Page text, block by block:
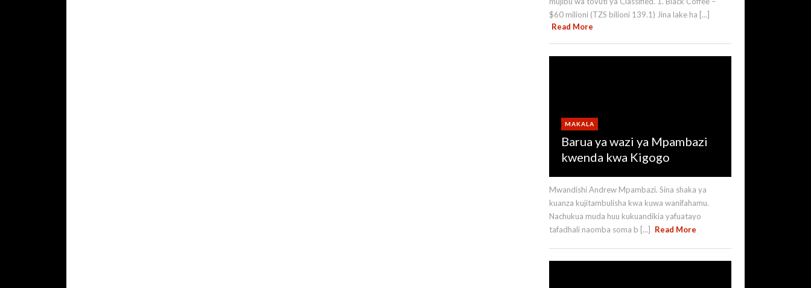
$60 milioni (TZS bilioni 139.1) Jina lake ha [...]
Read More
MAKALA
Barua ya wazi ya Mpambazi
kwenda kwa Kigogo
Mwandishi Andrew Mpambazi. Sina shaka ya
kuanza kujitambulisha kwa kuwa wanifahamu.
Nachukua muda huu kukuandikia yafuatayo
tafadhali naomba soma b [...]
Read More